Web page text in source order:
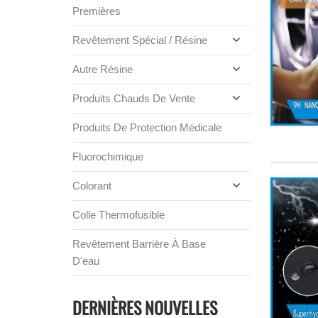
Premières
Revêtement Spécial / Résine
Autre Résine
Produits Chauds De Vente
Produits De Protection Médicale
Fluorochimique
Colorant
Colle Thermofusible
Revêtement Barrière À Base
D'eau
DERNIÈRES NOUVELLES